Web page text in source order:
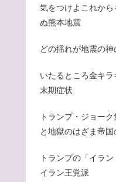
気をつけよこれか
ぬ熊本地震
どの揺れが地震の
いたるところ金キ
末期症状
トランプ・ジョー
と地獄のはざま帝国
トランプの「イラ
イラン王党派